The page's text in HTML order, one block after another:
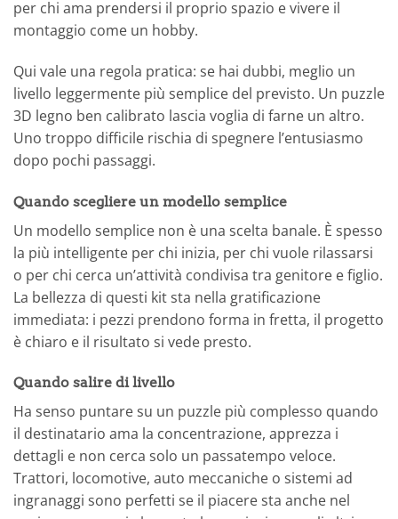
per chi ama prendersi il proprio spazio e vivere il
montaggio come un hobby.
Qui vale una regola pratica: se hai dubbi, meglio un
livello leggermente più semplice del previsto. Un puzzle
3D legno ben calibrato lascia voglia di farne un altro.
Uno troppo difficile rischia di spegnere l’entusiasmo
dopo pochi passaggi.
Quando scegliere un modello semplice
Un modello semplice non è una scelta banale. È spesso
la più intelligente per chi inizia, per chi vuole rilassarsi
o per chi cerca un’attività condivisa tra genitore e figlio.
La bellezza di questi kit sta nella gratificazione
immediata: i pezzi prendono forma in fretta, il progetto
è chiaro e il risultato si vede presto.
Quando salire di livello
Ha senso puntare su un puzzle più complesso quando
il destinatario ama la concentrazione, apprezza i
dettagli e non cerca solo un passatempo veloce.
Trattori, locomotive, auto meccaniche o sistemi ad
ingranaggi sono perfetti se il piacere sta anche nel